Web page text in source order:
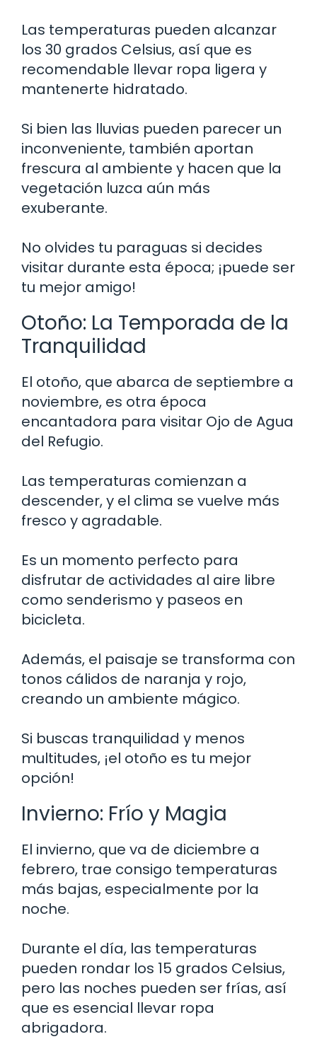
Las temperaturas pueden alcanzar
los 30 grados Celsius, así que es
recomendable llevar ropa ligera y
mantenerte hidratado.
Si bien las lluvias pueden parecer un
inconveniente, también aportan
frescura al ambiente y hacen que la
vegetación luzca aún más
exuberante.
No olvides tu paraguas si decides
visitar durante esta época; ¡puede ser
tu mejor amigo!
Otoño: La Temporada de la
Tranquilidad
El otoño, que abarca de septiembre a
noviembre, es otra época
encantadora para visitar Ojo de Agua
del Refugio.
Las temperaturas comienzan a
descender, y el clima se vuelve más
fresco y agradable.
Es un momento perfecto para
disfrutar de actividades al aire libre
como senderismo y paseos en
bicicleta.
Además, el paisaje se transforma con
tonos cálidos de naranja y rojo,
creando un ambiente mágico.
Si buscas tranquilidad y menos
multitudes, ¡el otoño es tu mejor
opción!
Invierno: Frío y Magia
El invierno, que va de diciembre a
febrero, trae consigo temperaturas
más bajas, especialmente por la
noche.
Durante el día, las temperaturas
pueden rondar los 15 grados Celsius,
pero las noches pueden ser frías, así
que es esencial llevar ropa
abrigadora.